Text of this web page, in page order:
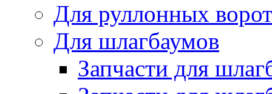
Для руллонных ворот
Для шлагбаумов
Запчасти для